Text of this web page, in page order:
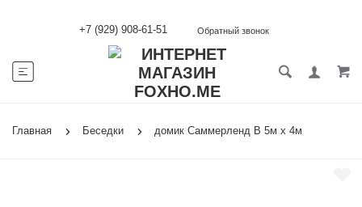
+7 (929) 908-61-51 Обратный звонок
Главная Беседки домик Саммерленд В 5м х 4м